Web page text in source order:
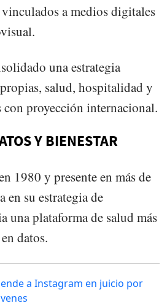
a medios digitales
una estrategia
salud, hospitalidad y
con proyección internacional.
Y BIENESTAR
1980 y presente en más de
en su estrategia de
una plataforma de salud más
datos.
a Instagram en juicio por